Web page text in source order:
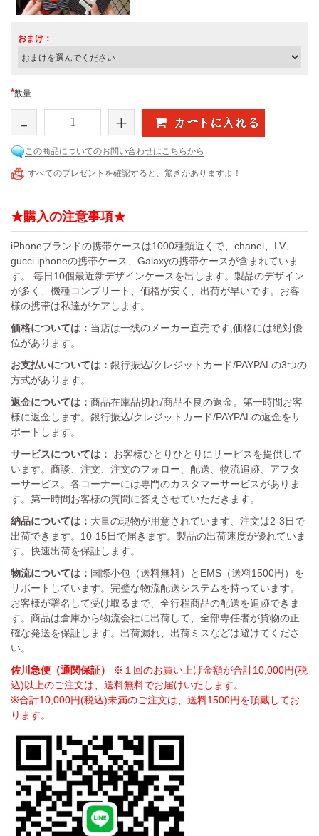
おまけ：
*数量
- +
この商品についてのお問い合わせはこちらから
すべてのプレゼントを確認すると、驚きがありますよ！
★購入の注意事項★
iPhoneブランドの携帯ケースは1000種類近くで、chanel、LV、
gucci iphoneの携帯ケース、Galaxyの携帯ケースが含まれていま
す。 毎日10個最近新デザインケースを出します。製品のデザイン
が多く、機種コンプリート、価格が安く、出荷が早いです。お客
様の携帯は私達がケアします。
価格については： 当店は一线のメーカー直売です,価格には絶対優
位があります。
お支払いについては： 銀行振込/クレジットカード/PAYPALの3つの
方式があります。
返金については： 商品在庫品切れ/商品不良の返金。第一時間お客
様に返金します。銀行振込/クレジットカード/PAYPALの返金をサ
ポートします。
サービスについては：
お客様ひとりひとりにサービスを提供して
います。商談、注文、注文のフォロー、配送、物流追跡、アフタ
ーサービス。各コーナーには専門のカスタマーサービスがありま
す。第一時間お客様の質問に答えさせていただきます。
納品については： 大量の現物が用意されています、注文は2-3日で
出荷できます。10-15日で届きます。製品の出荷速度が優れていま
す。快速出荷を保証します。
物流については： 国際小包（送料無料）とEMS（送料1500円）を
サポートしています。完璧な物流配送システムを持っています。
お客様が署名して受け取るまで、全行程商品の配送を追跡できま
す。商品は倉庫から物流会社に出荷して、全部専任者が貨物の正
確な発送を保証します。出荷漏れ、出荷ミスなどは避けてくださ
い。
佐川急便（通関保証）
※１回のお買い上げ金額が合計10,000円(税
込)以上のご注文は、送料無料でお届けいたします。
※合計10,000円(税込)未満のご注文は、送料1500円を頂戴してお
ります。